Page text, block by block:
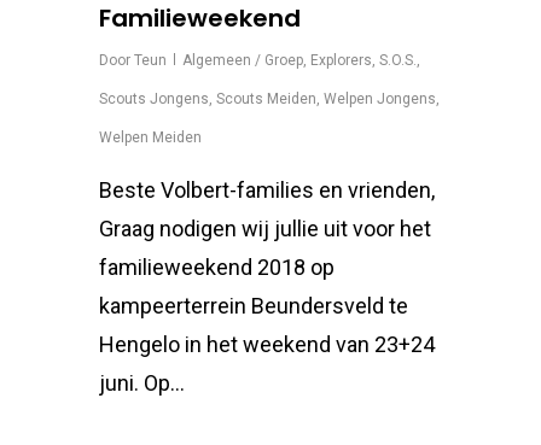
Familieweekend
Door Teun Algemeen / Groep, Explorers, S.O.S.,
Scouts Jongens, Scouts Meiden, Welpen Jongens,
Welpen Meiden
Beste Volbert-families en vrienden,
Graag nodigen wij jullie uit voor het
familieweekend 2018 op
kampeerterrein Beundersveld te
Hengelo in het weekend van 23+24
juni. Op…